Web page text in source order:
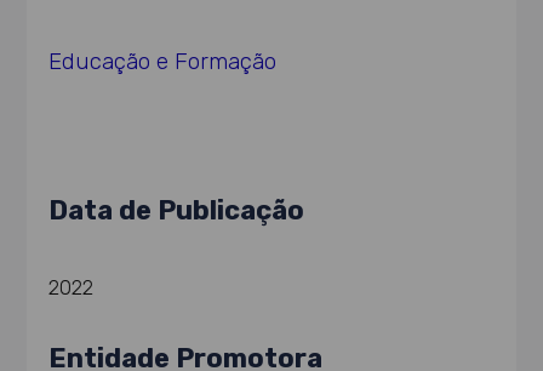
Educação e Formação
Data de Publicação
2022
Entidade Promotora